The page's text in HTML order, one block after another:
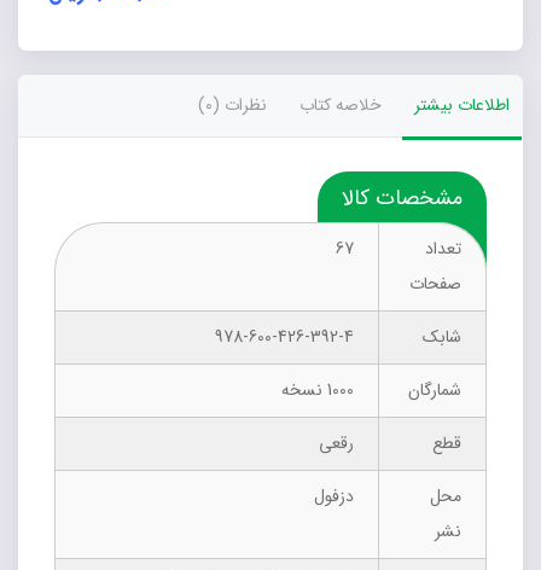
اطلاعات بیشتر خلاصه کتاب نظرات (0)
مشخصات کالا
تعداد
صفحات
67
شابک
978-600-426-392-4
شمارگان
1000 نسخه
قطع
رقعی
محل
نشر
دزفول